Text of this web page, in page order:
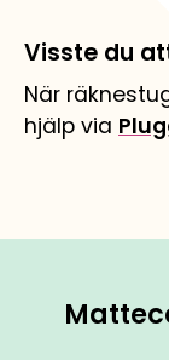
Visste du
När
hjälp via